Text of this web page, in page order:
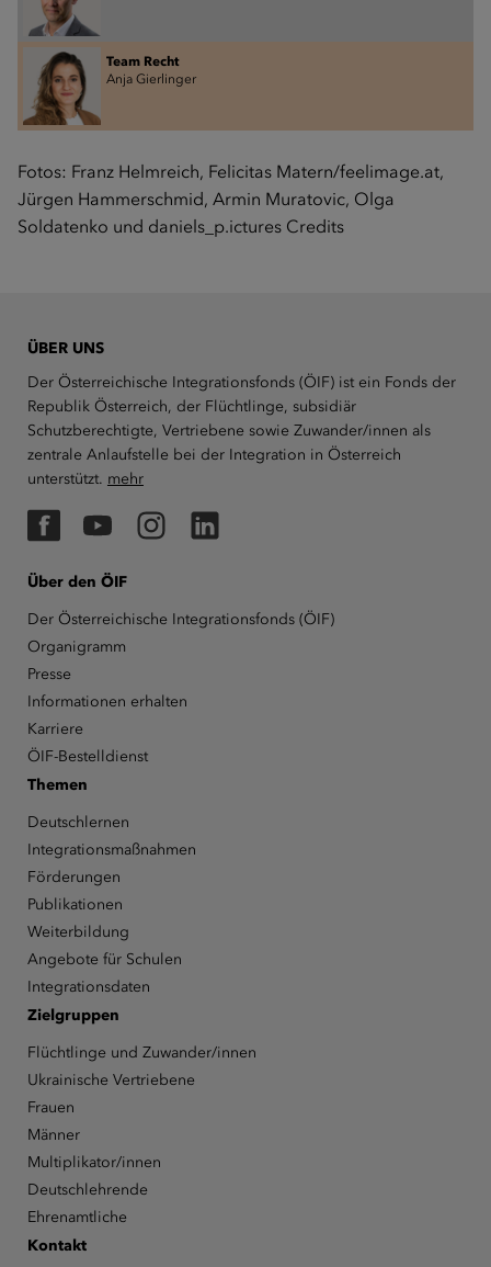
Team Recht
Anja Gierlinger
Fotos: Franz Helmreich, Felicitas Matern/feelimage.at,
Jürgen Hammerschmid, Armin Muratovic, Olga
Soldatenko und daniels_p.ictures Credits
ÜBER UNS
Der Österreichische Integrationsfonds (ÖIF) ist ein Fonds der
Republik Österreich, der Flüchtlinge, subsidiär
Schutzberechtigte, Vertriebene sowie Zuwander/innen als
zentrale Anlaufstelle bei der Integration in Österreich
unterstützt. mehr
FacebookYouTubeInstagramLinkedIn
Über den ÖIF
Der Österreichische Integrationsfonds (ÖIF)
Organigramm
Presse
Informationen erhalten
Karriere
ÖIF-Bestelldienst
Themen
Deutschlernen
Integrationsmaßnahmen
Förderungen
Publikationen
Weiterbildung
Angebote für Schulen
Integrationsdaten
Zielgruppen
Flüchtlinge und Zuwander/innen
Ukrainische Vertriebene
Frauen
Männer
Multiplikator/innen
Deutschlehrende
Ehrenamtliche
Kontakt